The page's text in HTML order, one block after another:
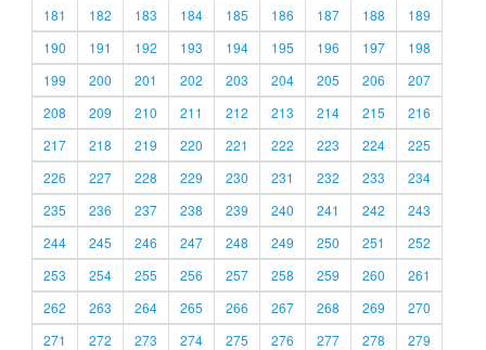
181
182 183 184 185 186 187 188
189
190
191 192 193 194 195 196 197
198
199
200 201 202 203 204 205 206
207
208
209 210 211 212 213 214 215
216
217
218 219 220 221 222 223 224
225
226
227 228 229 230 231 232 233
234
235
236 237 238 239 240 241 242
243
244
245 246 247 248 249 250 251
252
253
254 255 256 257 258 259 260
261
262
263 264 265 266 267 268 269
270
271
272 273 274 275 276 277 278
279